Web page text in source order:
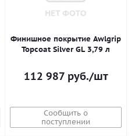
Финишное покрытие Awlgrip
Topcoat Silver GL 3,79 л
112 987руб./шт
Сообщить о
поступлении